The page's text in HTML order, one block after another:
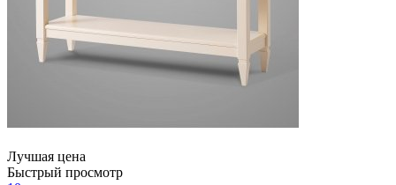
Лучшая цена
Быстрый просмотр